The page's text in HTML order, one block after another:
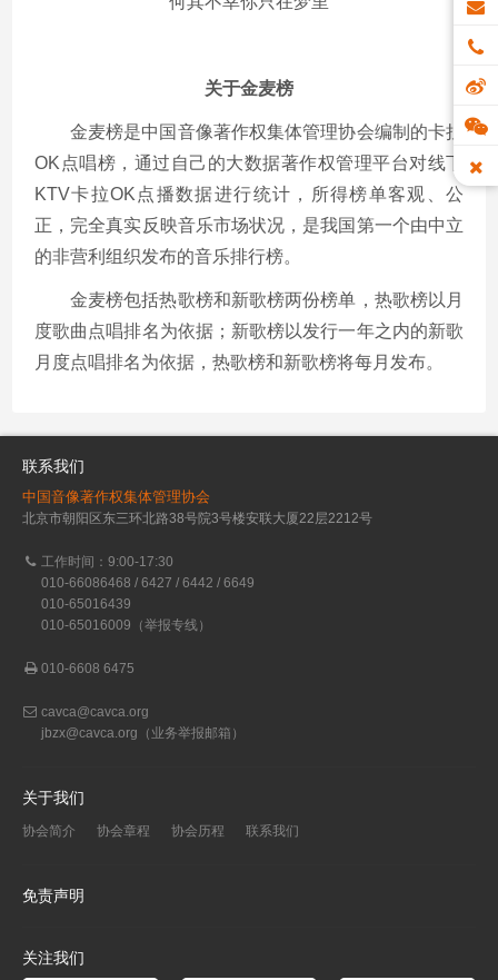
关于金麦榜
金麦榜是中国音像著作权集体管理协会编制的卡拉
OK点唱榜，通过自己的大数据著作权管理平台对线下
KTV卡拉OK点播数据进行统计，所得榜单客观、公
正，完全真实反映音乐市场状况，是我国第一个由中立
的非营利组织发布的音乐排行榜。
金麦榜包括热歌榜和新歌榜两份榜单，热歌榜以月
度歌曲点唱排名为依据；新歌榜以发行一年之内的新歌
月度点唱排名为依据，热歌榜和新歌榜将每月发布。
联系我们
中国音像著作权集体管理协会
北京市朝阳区东三环北路38号院3号楼安联大厦22层2212号
工作时间：9:00-17:30
010-66086468 / 6427 / 6442 / 6649
010-65016439
010-65016009（举报专线）
010-6608 6475
cavca@cavca.org
jbzx@cavca.org （业务举报邮箱）
关于我们
协会简介 协会章程 协会历程 联系我们
免责声明
关注我们